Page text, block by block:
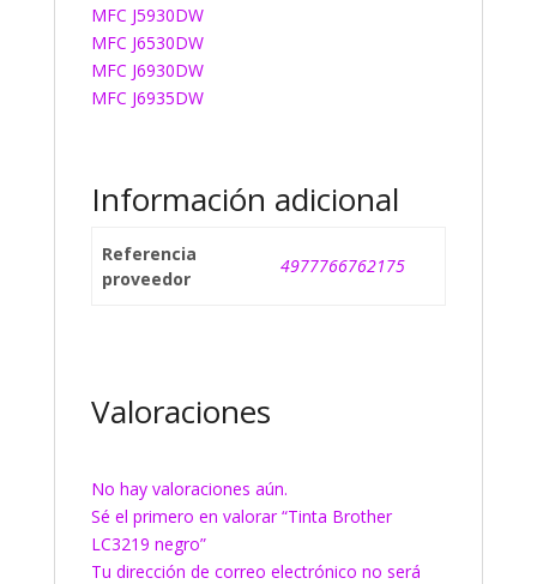
MFC J5930DW
MFC J6530DW
MFC J6930DW
MFC J6935DW
Información adicional
Referencia
proveedor
4977766762175
Valoraciones
No hay valoraciones aún.
Sé el primero en valorar “Tinta Brother
LC3219 negro”
Tu dirección de correo electrónico no será